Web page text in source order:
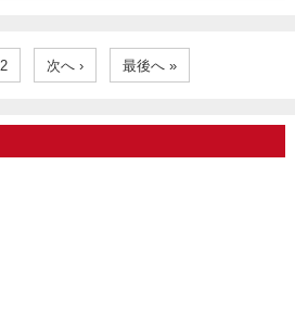
2 次へ › 最後へ »